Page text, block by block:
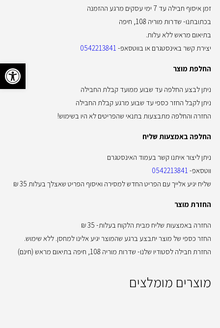
זמן איסוף חבילה עד 7 ימי עסקים מרגע ההזמנה
בכתובתנו- שדרות מוריה 108, חיפה
בתיאום מראש ללא עלות.
יצירת קשר באינסטגרם או בווטסאפ- 0542213841
החלפת מוצר
ניתן לבצע החלפה עד שבוע ממועד קבלת החבילה
ניתן לקבל החזר כספי עד שבוע מרגע קבלת החבילה
החזרה והחלפה מתבצעות בתנאי שהפריטים לא היו בשימוש!
החלפה באמצעות שליח
ניתן ליצור איתנו קשר בעמוד האינסטגרם
ווטסאפ- 0542213841
שליח יגיע אלייך עם הפריט החדש למסירה ואיסוף הפריט שאצלך בעלות 35 ₪
החזרת מוצר
החזרה באמצעות שליח מבית הלקוח בעלות- 35 ₪
החזר כספי של מוצר יתבצע ברגע שהמוצר יגיע אלינו למחסן. ללא שימוש.
החזרת חבילה לסטודיו שלנו- שדרות מוריה 108, חיפה בתיאום מראש (חינם)
מוצרים מומלצים
פתח